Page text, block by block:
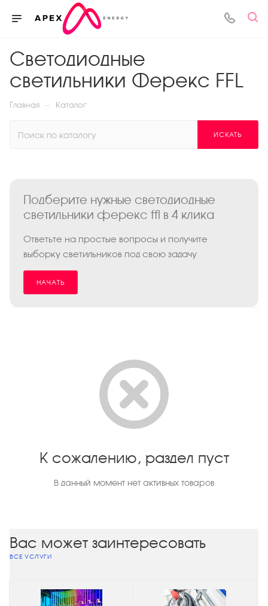
Светодиодные
светильники Ферекс FFL
Главная — Каталог
ИСКАТЬ
Подберите нужные светодиодные
светильники ферекс ffl в 4 клика
Ответьте на простые вопросы и получите
выборку светильников под свою задачу
НАЧАТЬ
К сожалению, раздел пуст
В данный момент нет активных товаров
Вас может заинтересовать
ВСЕ УСЛУГИ